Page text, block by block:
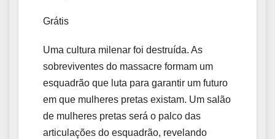
Grátis
Uma cultura milenar foi destruída. As
sobreviventes do massacre formam um
esquadrão que luta para garantir um futuro
em que mulheres pretas existam. Um salão
de mulheres pretas será o palco das
articulações do esquadrão, revelando